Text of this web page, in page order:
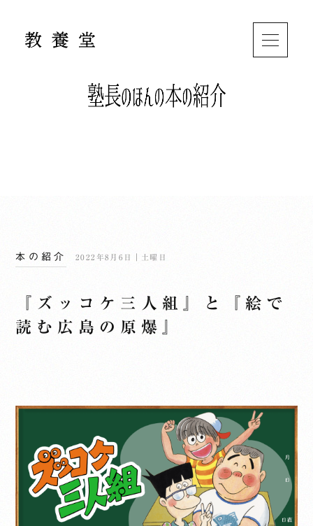
本の紹介 2022年8月6日｜土曜日
『ズッコケ三人組』と『絵で
読む広島の原爆』